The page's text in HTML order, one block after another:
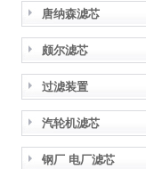
唐纳森滤芯
颇尔滤芯
过滤装置
汽轮机滤芯
钢厂 电厂滤芯